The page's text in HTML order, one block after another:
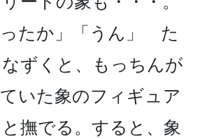
たか」「うん」　た
ずくと、もっちんが
いた象のフィギュア
撫でる。すると、象